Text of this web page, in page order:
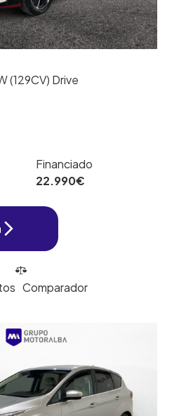
(129CV) Drive
Financiado
22.990€
Comparador